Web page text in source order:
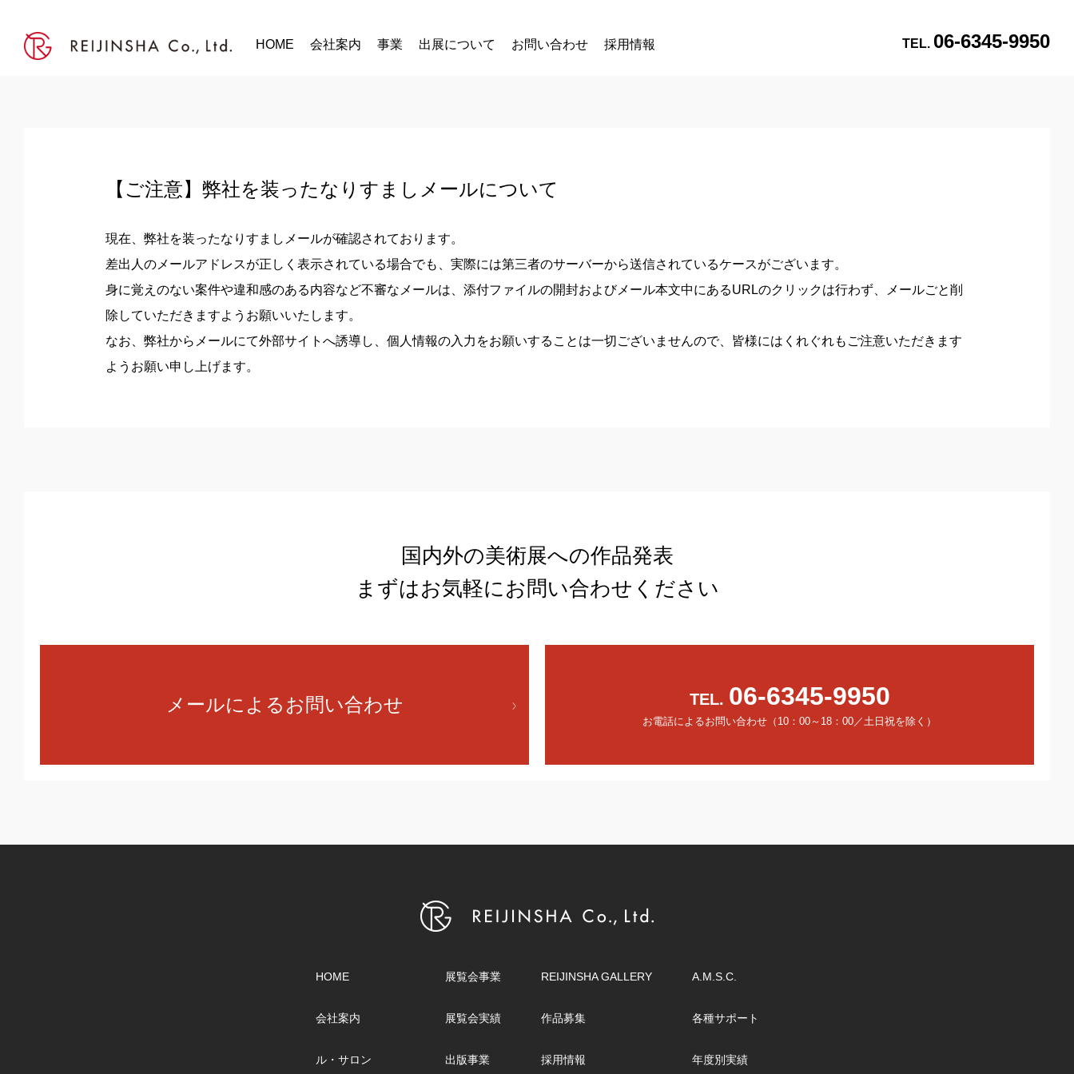
HOME 会社案内 事業 出展について お問い合わせ 採用情報 TEL. 06-6345-9950
【ご注意】弊社を装ったなりすましメールについて
現在、弊社を装ったなりすましメールが確認されております。
差出人のメールアドレスが正しく表示されている場合でも、実際には第三者のサーバーから送信されているケースがございます。
身に覚えのない案件や違和感のある内容など不審なメールは、添付ファイルの開封およびメール本文中にあるURLのクリックは行わず、メールごと削
除していただきますようお願いいたします。
なお、弊社からメールにて外部サイトへ誘導し、個人情報の入力をお願いすることは一切ございませんので、皆様にはくれぐれもご注意いただきます
ようお願い申し上げます。
国内外の美術展への作品発表
まずはお気軽にお問い合わせください
メールによるお問い合わせ TEL. 06-6345-9950
お電話によるお問い合わせ（10：00～18：00／土日祝を除く）
HOME
会社案内
ル・サロン
展覧会事業
展覧会実績
出版事業
REIJINSHA GALLERY
作品募集
採用情報
A.M.S.C.
各種サポート
年度別実績